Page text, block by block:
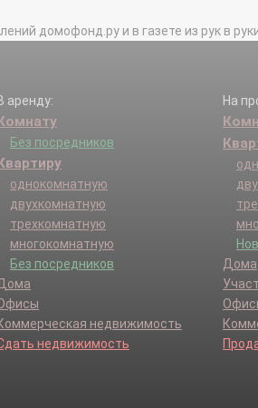
р-н.домофонд.ру и в газете из рук в
аренду:
Без посредников
однокомнатную
двухкомнатную
трехкомнатную
многокомнатную
Без посредников
недвижимость
недвижимость
На
Дома